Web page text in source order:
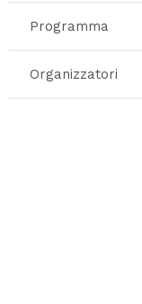
Programma
Organizzatori